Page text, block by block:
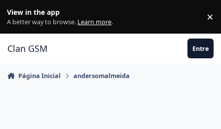
View in the app
A better way to browse. Learn more. ×
Clan GSM Entre
Página Inicial andersomalmeida